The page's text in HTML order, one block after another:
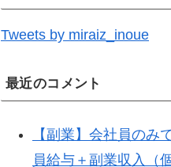
Tweets by miraiz_inoue
最近のコメント
【副業】会社員のみ
員給与＋副業収入（